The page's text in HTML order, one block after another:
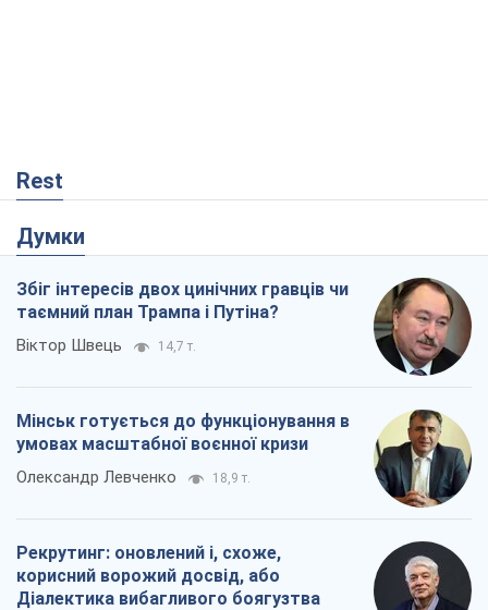
Rest
Думки
Збіг інтересів двох цинічних гравців чи
таємний план Трампа і Путіна?
Віктор Швець 14,7 т.
Мінськ готується до функціонування в
умовах масштабної воєнної кризи
Олександр Левченко 18,9 т.
Рекрутинг: оновлений і, схоже,
корисний ворожий досвід, або
Діалектика вибагливого боягузтва